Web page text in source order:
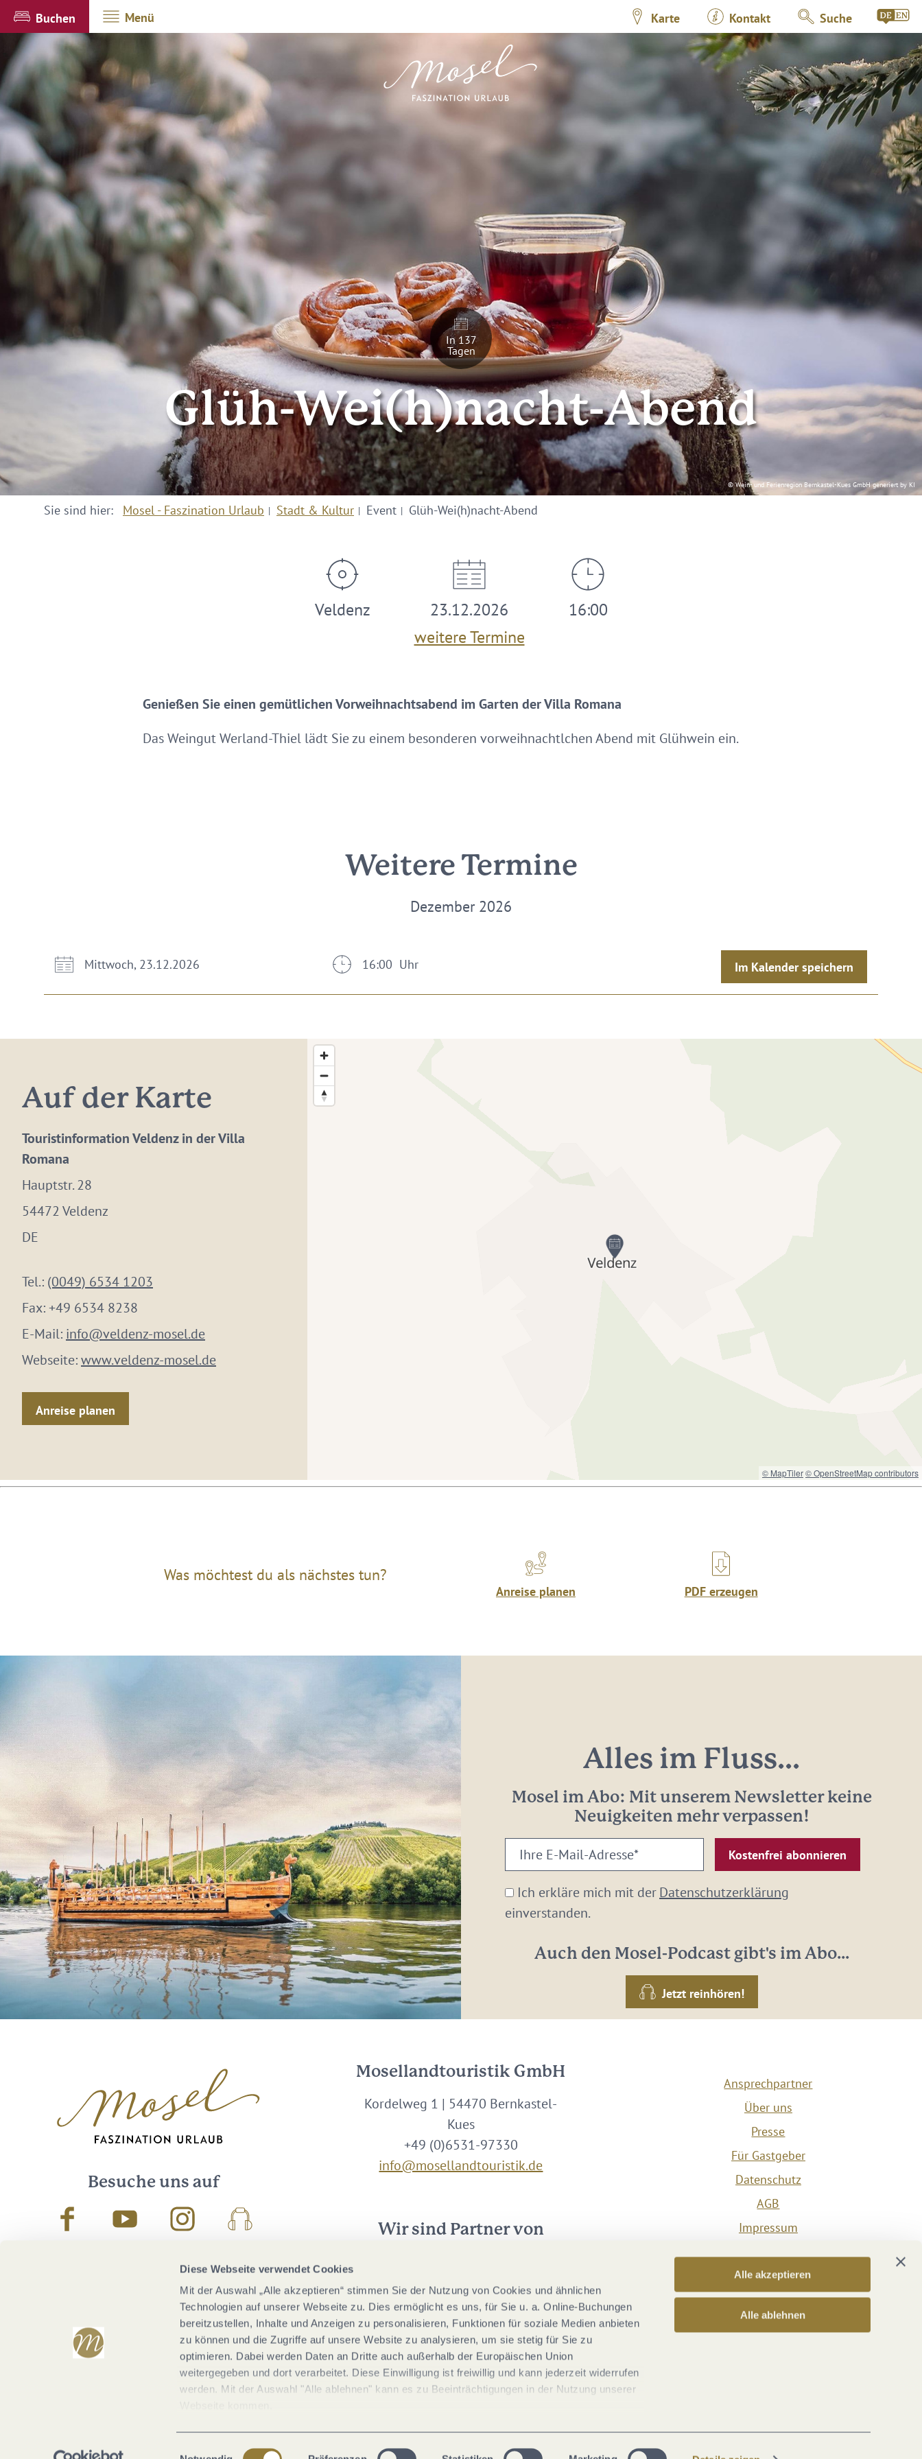
Diese Webseite verwendet Cookies
Mit der Auswahl „Alle akzeptieren“ stimmen Sie der Nutzung von Cookies und ähnlichen
Technologien auf unserer Webseite zu. Dies ermöglicht es uns, für Sie u. a. Online-Buchungen
bereitzustellen, Inhalte und Anzeigen zu personalisieren, Funktionen für soziale Medien anbieten
zu können und die Zugriffe auf unsere Website zu analysieren, um sie stetig für Sie zu
optimieren. Dabei werden Daten an Dritte auch außerhalb der Europäischen Union
weitergegeben und dort verarbeitet. Diese Einwilligung ist freiwillig und kann jederzeit widerrufen
werden. Mit der Auswahl "Alle ablehnen" kann es zu Beeinträchtigungen in der Nutzung unserer
Einwilligungsauswahl
Alle akzeptieren
Alle ablehnen
Buchen Menü Karte Kontakt Suche
© Wein- und Ferienregion Bernkastel-Kues GmbH generiert by KI
In 137
Tagen
Glüh-Wei(h)nacht-Abend
Sie sind hier: Mosel - Faszination Urlaub Stadt & Kultur Event Glüh-Wei(h)nacht-Abend
Veldenz
23.12.2026
weitere Termine
16:00
Genießen Sie einen gemütlichen Vorweihnachtsabend im Garten der Villa Romana
Das Weingut Werland-Thiel lädt Sie zu einem besonderen vorweihnachtlchen Abend mit Glühwein ein.
Weitere Termine
Dezember 2026
Mittwoch, 23.12.2026 16:00 Uhr Im Kalender speichern
Auf der Karte
Touristinformation Veldenz in der Villa
Romana
Hauptstr. 28
54472 Veldenz
DE
Tel.: (0049) 6534 1203
Fax:+49 6534 8238
E-Mail: info@veldenz-mosel.de
Webseite:www.veldenz-mosel.de
Anreise planen
© MapTiler© OpenStreetMap contributors
Was möchtest du als nächstes tun?
Anreise planen PDF erzeugen
Alles im Fluss...
Mosel im Abo: Mit unserem Newsletter keine
Neuigkeiten mehr verpassen!
Ihre
E-
Mail-
Adresse:
Ich erkläre mich mit derDatenschutzerklärung
einverstanden.
Auch den Mosel-Podcast gibt's im Abo...
Jetzt reinhören!
Besuche uns auf
FacebookYoutube InstagramPodcast
Mosellandtouristik GmbH
Kordelweg 1 | 54470 Bernkastel-
Kues
+49 (0)6531-97330
info@mosellandtouristik.de
Wir sind Partner von
Ansprechpartner
Über uns
Presse
Für Gastgeber
Datenschutz
AGB
Impressum
Vertrag widerrufen
Versicherungsvertrag widerrufen